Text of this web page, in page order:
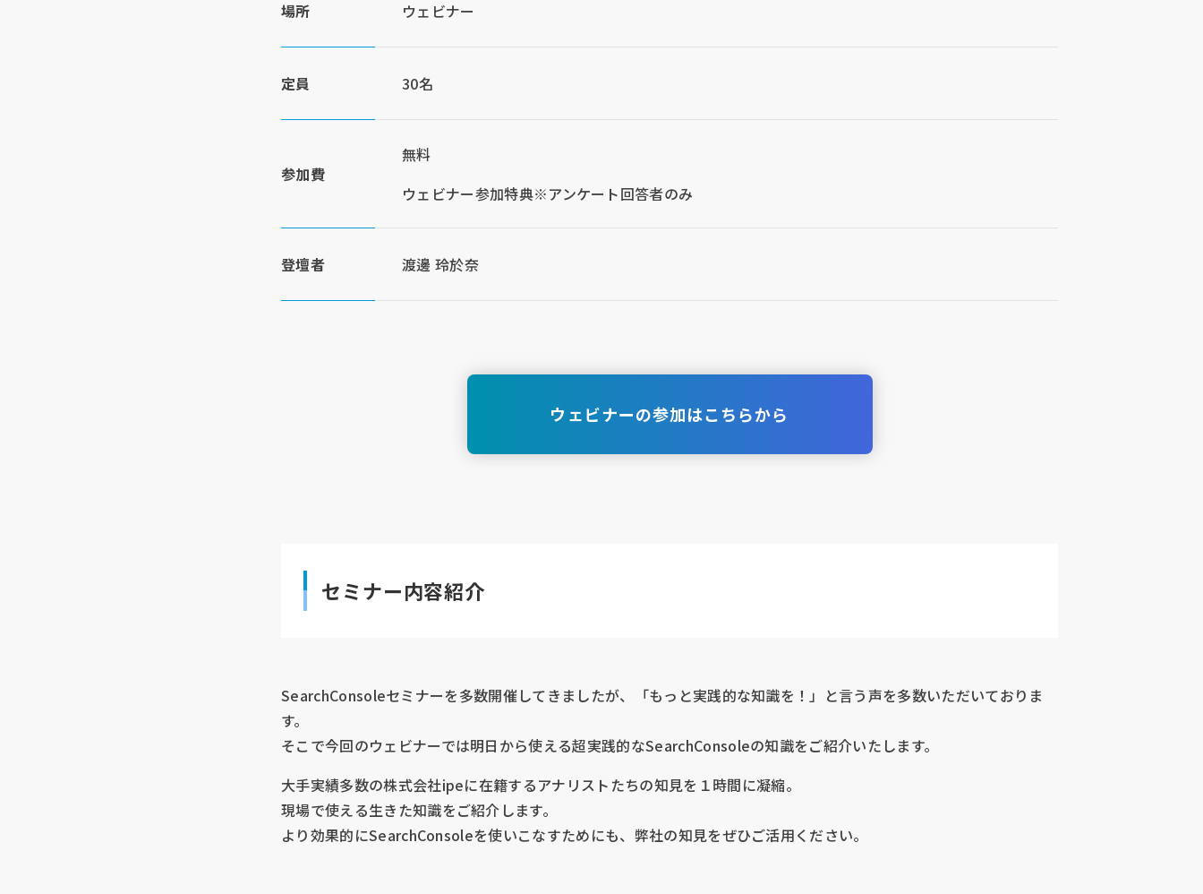
場所 ウェビナー
定員 30名
参加費
無料
ウェビナー参加特典※アンケート回答者のみ
登壇者 渡邊 玲於奈
ウェビナーの参加はこちらから
セミナー内容紹介
SearchConsoleセミナーを多数開催してきましたが、「もっと実践的な知識を！」と言う声を多数いただいておりま
す。
そこで今回のウェビナーでは明日から使える超実践的なSearchConsoleの知識をご紹介いたします。
大手実績多数の株式会社ipeに在籍するアナリストたちの知見を１時間に凝縮。
現場で使える生きた知識をご紹介します。
より効果的にSearchConsoleを使いこなすためにも、弊社の知見をぜひご活用ください。